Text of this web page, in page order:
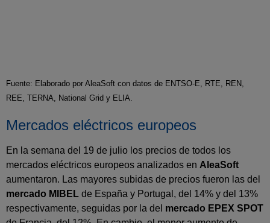
Fuente: Elaborado por AleaSoft con datos de ENTSO-E, RTE, REN,
REE, TERNA, National Grid y ELIA.
Mercados eléctricos europeos
En la semana del 19 de julio los precios de todos los
mercados eléctricos europeos analizados en AleaSoft
aumentaron. Las mayores subidas de precios fueron las del
mercado MIBEL de España y Portugal, del 14% y del 13%
respectivamente, seguidas por la del mercado EPEX SPOT